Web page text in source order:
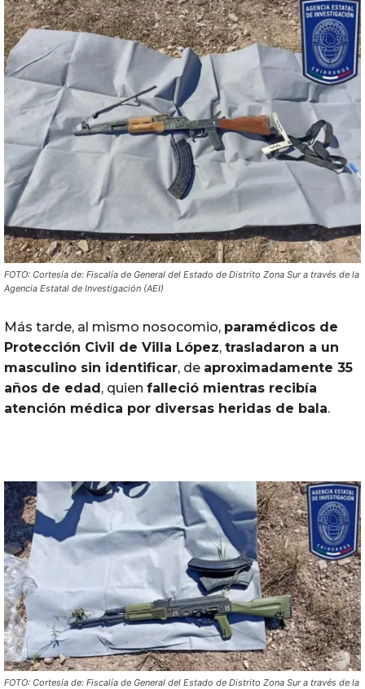
FOTO: Cortesía de: Fiscalía de General del Estado de Distrito Zona Sur a través de la
Agencia Estatal de Investigación (AEI)
Más tarde, al mismo nosocomio, paramédicos de
Protección Civil de Villa López, trasladaron a un
masculino sin identificar, de aproximadamente 35
años de edad , quien falleció mientras recibía
atención médica por diversas heridas de bala.
FOTO: Cortesía de: Fiscalía de General del Estado de Distrito Zona Sur a través de la